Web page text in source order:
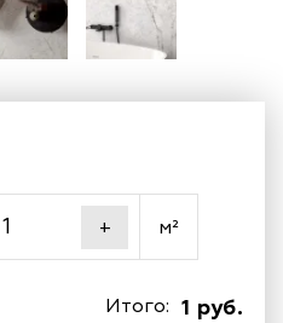
+ м²
1 руб.
Итого: